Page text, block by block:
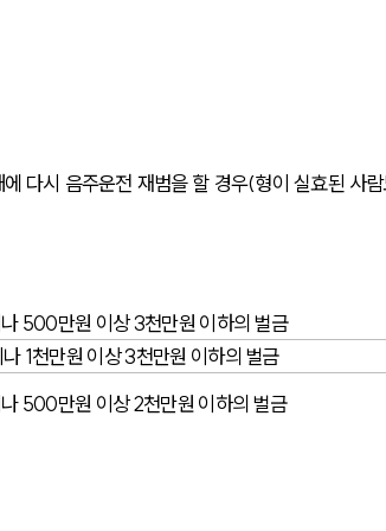
다시 음주운전 재범을 할 경우(형이 실효된 사
500만원 이상 3천만원 이하의 벌금
1천만원 이상 3천만원 이하의 벌금
500만원 이상 2천만원 이하의 벌금